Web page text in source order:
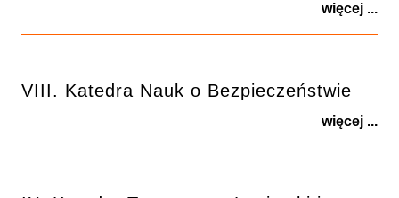
więcej ...
VIII. Katedra Nauk o Bezpieczeństwie
więcej ...